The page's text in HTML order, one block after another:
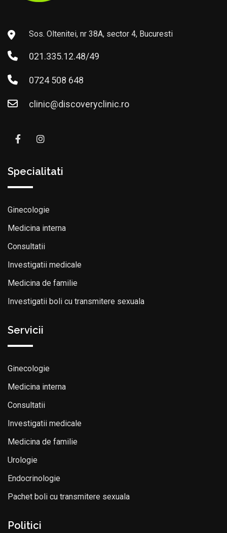
Sos. Oltenitei, nr 38A, sector 4, Bucuresti
021.335.12.48/49
0724 508 648
clinic@discoveryclinic.ro
Specialitati
Ginecologie
Medicina interna
Consultatii
Investigatii medicale
Medicina de familie
Investigatii boli cu transmitere sexuala
Servicii
Ginecologie
Medicina interna
Consultatii
Investigatii medicale
Medicina de familie
Urologie
Endocrinologie
Pachet boli cu transmitere sexuala
Politici